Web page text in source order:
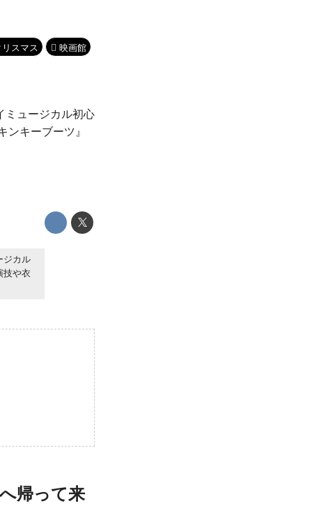
リスマス 映画館
ミュージカル初心
キーブーツ』
ジカル
技や衣
帰って来